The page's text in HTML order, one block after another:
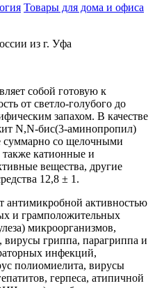
Товары для дома и офиса
из г. Уфа
собой готовую к
от светло-голубого до
запахом. В качестве
N,N-бис(3-аминопропил)
суммарно со щелочными
катионные и
вещества, другие
12,8 ± 1.
активностью
и грамположительных
микроорганизмов,
вирусы гриппа, парагриппа и
инфекций,
полиомиелита, вирусы
герпеса, атипичной